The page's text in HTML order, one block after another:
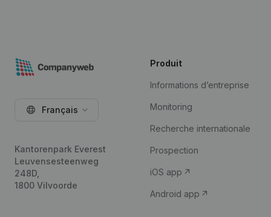
Français
Kantorenpark Everest
Leuvensesteenweg
248D,
1800 Vilvoorde
Produit
Informations d’entreprise
Monitoring
Recherche internationale
Prospection
iOS app
Android app